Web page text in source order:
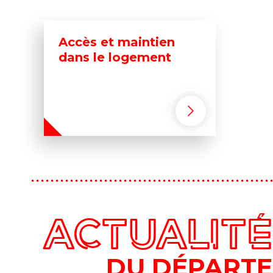
Accès et maintien
dans le logement
DU